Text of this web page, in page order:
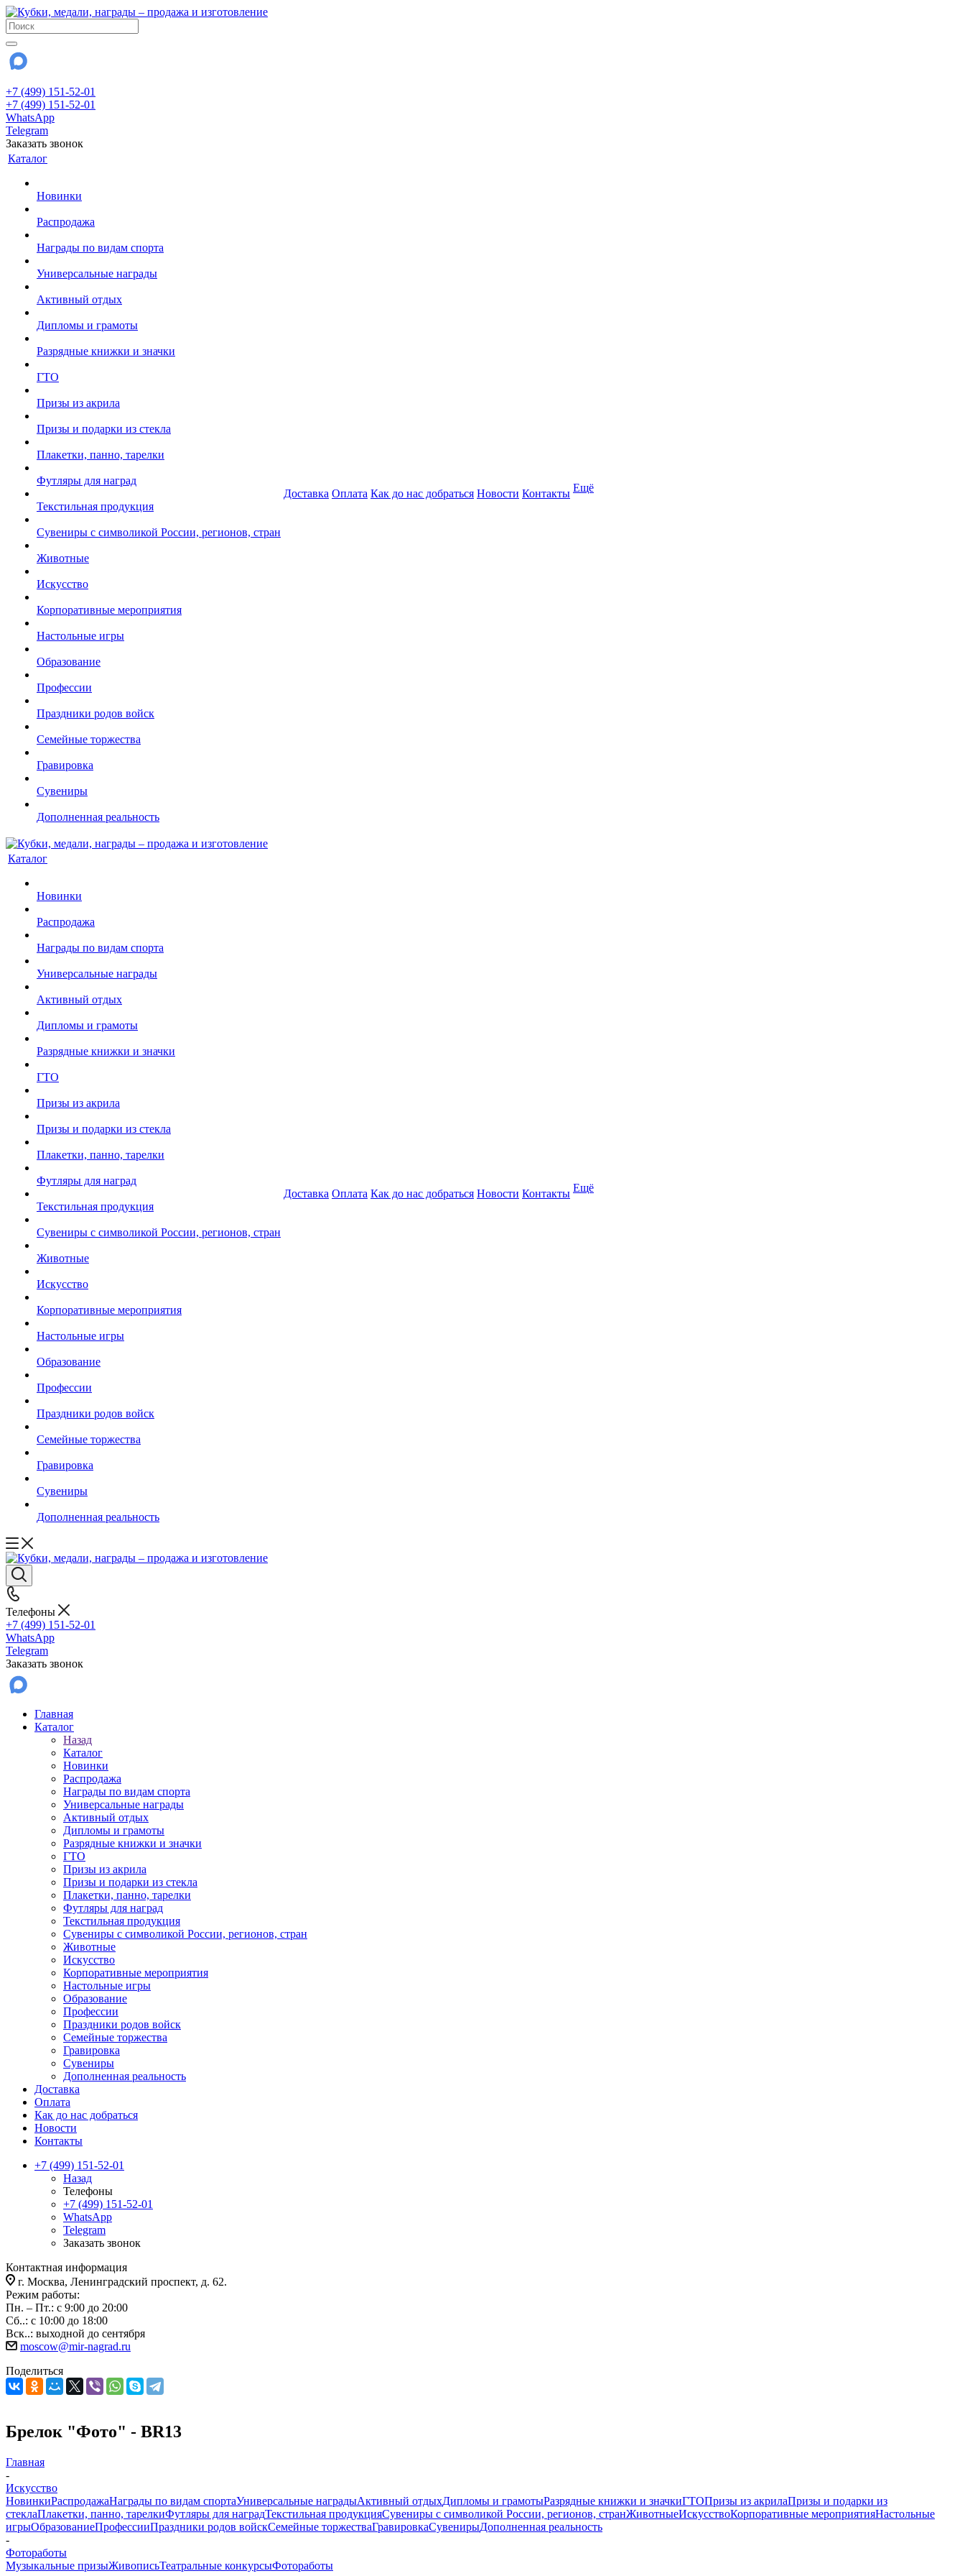
+7 (499) 151-52-01
+7 (499) 151-52-01
WhatsApp
Telegram
Заказать звонок
Каталог
Новинки
Распродажа
Награды по видам спорта
Универсальные награды
Активный отдых
Дипломы и грамоты
Разрядные книжки и значки
ГТО
Призы из акрила
Призы и подарки из стекла
Плакетки, панно, тарелки
Футляры для наград
Текстильная продукция
Сувениры с символикой России, регионов, стран
Животные
Искусство
Корпоративные мероприятия
Настольные игры
Образование
Профессии
Праздники родов войск
Семейные торжества
Гравировка
Сувениры
Дополненная реальность
Доставка Оплата Как до нас добраться Новости Контакты Ещё
Каталог
Новинки
Распродажа
Награды по видам спорта
Универсальные награды
Активный отдых
Дипломы и грамоты
Разрядные книжки и значки
ГТО
Призы из акрила
Призы и подарки из стекла
Плакетки, панно, тарелки
Футляры для наград
Текстильная продукция
Сувениры с символикой России, регионов, стран
Животные
Искусство
Корпоративные мероприятия
Настольные игры
Образование
Профессии
Праздники родов войск
Семейные торжества
Гравировка
Сувениры
Дополненная реальность
Доставка Оплата Как до нас добраться Новости Контакты Ещё
Телефоны
+7 (499) 151-52-01
WhatsApp
Telegram
Заказать звонок
Главная
Каталог
Назад
Каталог
Новинки
Распродажа
Награды по видам спорта
Универсальные награды
Активный отдых
Дипломы и грамоты
Разрядные книжки и значки
ГТО
Призы из акрила
Призы и подарки из стекла
Плакетки, панно, тарелки
Футляры для наград
Текстильная продукция
Сувениры с символикой России, регионов, стран
Животные
Искусство
Корпоративные мероприятия
Настольные игры
Образование
Профессии
Праздники родов войск
Семейные торжества
Гравировка
Сувениры
Дополненная реальность
Доставка
Оплата
Как до нас добраться
Новости
Контакты
+7 (499) 151-52-01
Назад
Телефоны
+7 (499) 151-52-01
WhatsApp
Telegram
Заказать звонок
Контактная информация
г. Москва, Ленинградский проспект, д. 62.
Режим работы:
Пн. – Пт.: с 9:00 до 20:00
Сб..: с 10:00 до 18:00
Вск..: выходной до сентября
moscow@mir-nagrad.ru
Поделиться
Брелок "Фото" - BR13
Главная
-
Искусство
НовинкиРаспродажаНаграды по видам спортаУниверсальные наградыАктивный отдыхДипломы и грамотыРазрядные книжки и значкиГТОПризы из акрилаПризы и подарки из
стеклаПлакетки, панно, тарелкиФутляры для наградТекстильная продукцияСувениры с символикой России, регионов, странЖивотныеИскусствоКорпоративные мероприятияНастольные
игрыОбразованиеПрофессииПраздники родов войскСемейные торжестваГравировкаСувенирыДополненная реальность
-
Фотоработы
Музыкальные призыЖивописьТеатральные конкурсыФотоработы